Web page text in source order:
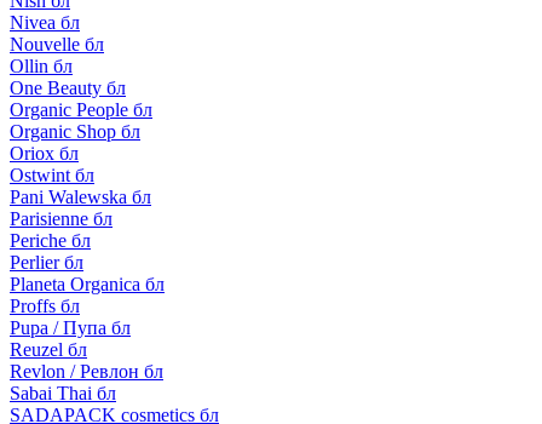
Nivea бл
Nouvelle бл
Ollin бл
One Beauty бл
Organic People бл
Organic Shop бл
Oriox бл
Ostwint бл
Pani Walewska бл
Parisienne бл
Periche бл
Perlier бл
Planeta Organica бл
Proffs бл
Pupa / Пупа бл
Reuzel бл
Revlon / Ревлон бл
Sabai Thai бл
SADAPACK cosmetics бл